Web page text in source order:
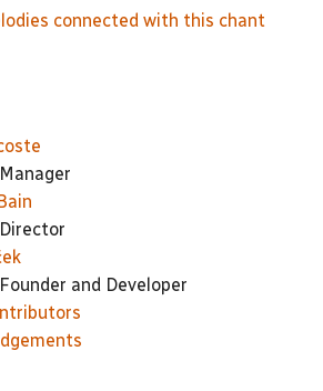
connected with this chant
and Developer